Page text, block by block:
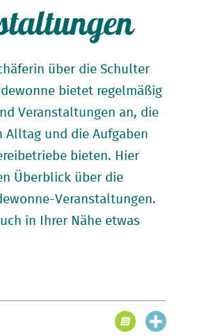
über die Schulter
bietet regelmäßig
Veranstaltungen an, die
Alltag und die Aufgaben
bieten. Hier
Überblick über die
Veranstaltungen.
in Ihrer Nähe etwas